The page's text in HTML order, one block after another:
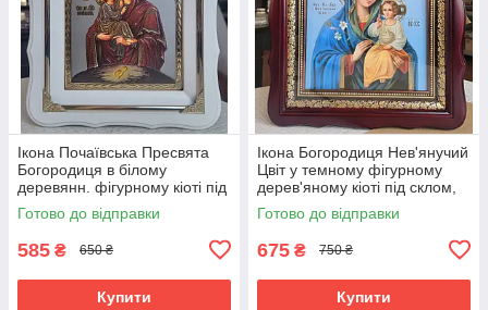
Ікона Почаївська Пресвята
Богородиця в білому
деревянн. фігурному кіоті під
склом, розмір кіота 24*21, лік
15*18
Готово до відправки
585 ₴ 650 ₴
Купити
Ікона Богородиця Нев'янучий
Цвіт у темному фігурному
дерев'яному кіоті під склом,
розмір кіота 32*28, сюжет
20*24.
Готово до відправки
675 ₴ 750 ₴
Купити